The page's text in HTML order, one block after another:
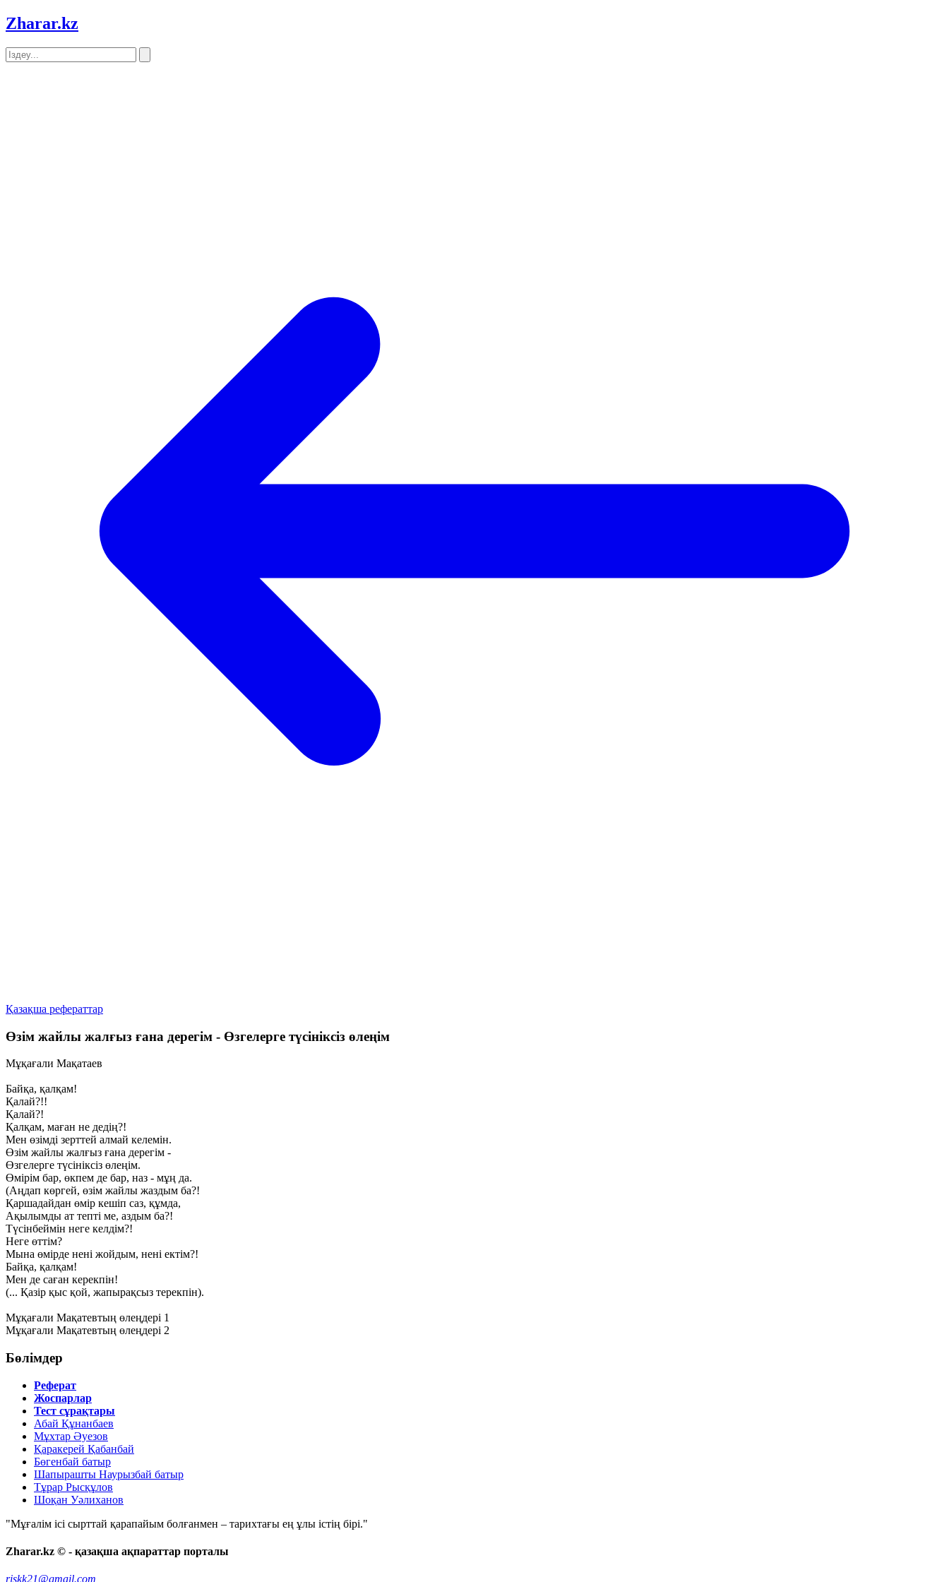
Zharar.kz
Қазақша рефераттар
Өзім жайлы жалғыз ғана дерегім - Өзгелерге түсініксіз өлеңім
Мұқағали Мақатаев
Байқа, қалқам!
Қалай?!!
Қалай?!
Қалқам, маған не дедің?!
Meн өзімді зерттей алмай келемін.
Өзім жайлы жалғыз ғана дерегім -
Өзгелерге түсініксіз өлеңім.
Өмірім бар, өкпем де бар, наз - мұң да.
(Аңдап көргей, өзім жайлы жаздым ба?!
Қаршадайдан өмір кешіп саз, құмда,
Ақылымды ат тепті ме, аздым ба?!
Түсінбеймін неге келдім?!
Heгe өттім?
Мына өмірде нені жойдым, нені ектім?!
Байқа, қалқам!
Мен де саған керекпін!
(... Қазір қыс қой, жапырақсыз терекпін).
Мұқағали Мақатевтың өлеңдері 1
Мұқағали Мақатевтың өлеңдері 2
Бөлімдер
Реферат
Жоспарлар
Тест сұрақтары
Абай Құнанбаев
Мұхтар Әуезов
Қаракерей Қабанбай
Бөгенбай батыр
Шапырашты Наурызбай батыр
Тұрар Рысқұлов
Шоқан Уәлиханов
"Мұғалім ісі сырттай қарапайым болғанмен – тарихтағы ең ұлы істің бірі."
Zharar.kz © - қазақша ақпараттар порталы
riskk21@gmail.com